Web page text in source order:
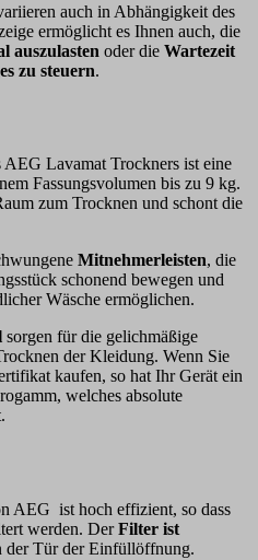
auch in Abhängigkeit des
ermöglicht es Ihnen auch, die
auszulasten oder die Wartezeit
zu steuern.
AEG Lavamat Trockners ist eine
Fassungsvolumen bis zu 9 kg.
zum Trocknen und schont die
Mitnehmerleisten, die
schonend bewegen und
Wäsche ermöglichen.
sorgen für die gelichmäßige
der Kleidung. Wenn Sie
kaufen, so hat Ihr Gerät ein
welches absolute
AEG ist hoch effizient, so dass
werden. DerFilter ist
der Tür der Einfüllöffnung.